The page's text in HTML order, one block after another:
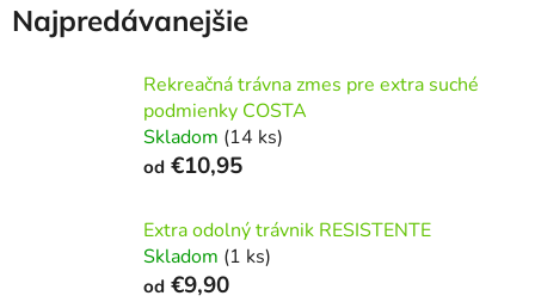
Najpredávanejšie
Rekreačná trávna zmes pre extra suché
podmienky COSTA
Skladom (14 ks)
od €10,95
Extra odolný trávnik RESISTENTE
Skladom (1 ks)
od €9,90